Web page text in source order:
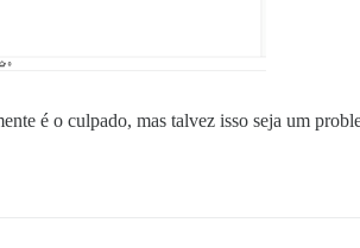
é o culpado, mas talvez isso seja um